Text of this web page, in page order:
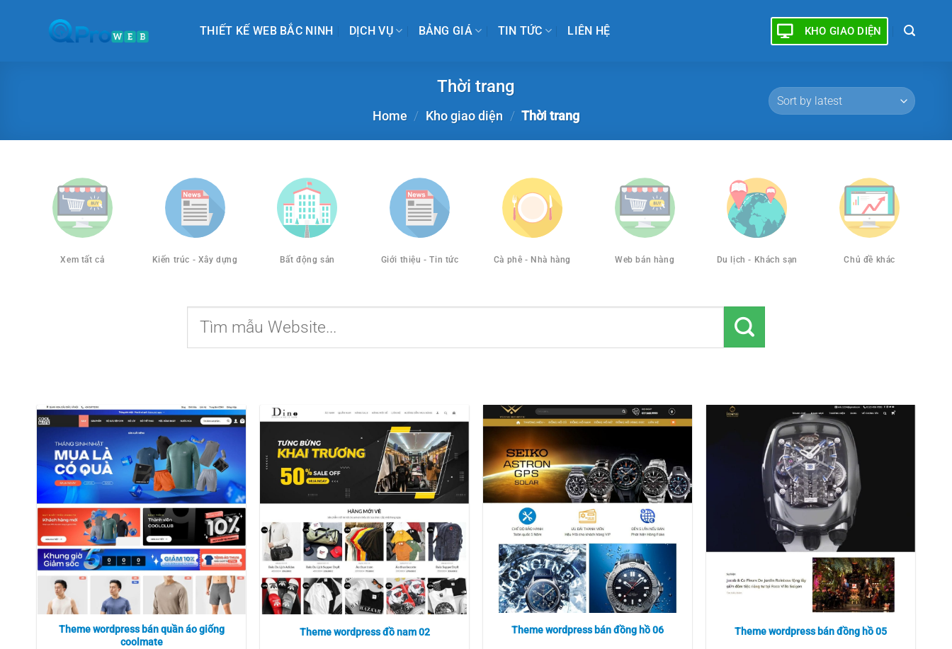
THIẾT KẾ WEB BẮC NINH DỊCH VỤ BẢNG GIÁ TIN TỨC LIÊN HỆ KHO GIAO DIỆN
Thời trang
Home / Kho giao diện / Thời trang
Xem tất cả Kiến trúc - Xây dựng Bất động sản Giới thiệu - Tin tức Cà phê - Nhà hàng Web bán hàng Du lịch - Khách sạn Chủ đề khác
for:
Theme wordpress bán quần áo giống
coolmate
Theme wordpress đồ nam 02 Theme wordpress bán đồng hồ 06 Theme wordpress bán đồng hồ 05